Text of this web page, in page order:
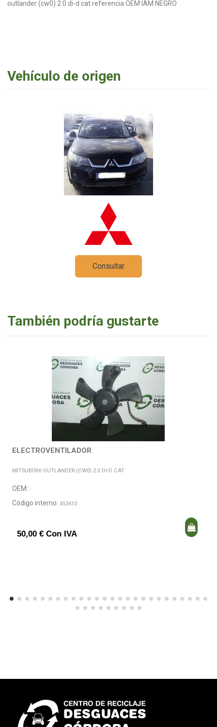
outlander (cw0) 2.0 di-d cat referencia OEM IAM NEGRO
Vehículo de origen
Consultar
También podría gustarte
ELECTROVENTILADOR
MITSUBISHI OUTLANDER (CW0) 2.0 DI-D CAT
OEM: -
Código interno: 453410
50,00 € Con IVA